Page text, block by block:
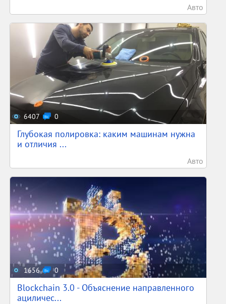
Авто
6407 0
Глубокая полировка: каким машинам нужна
и отличия ...
Авто
1656 0
Blockchain 3.0 - Объяснение направленного
ациличес...